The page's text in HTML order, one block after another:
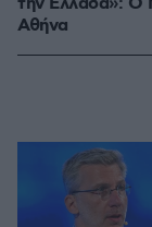
Αθήνα